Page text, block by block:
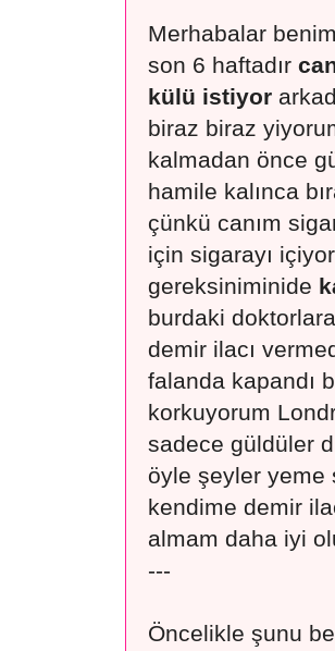
Merhabalar
son 6 haftadır
külü istiyor
biraz biraz
kalmadan önce
hamile kalınca
çünkü canım
için sigarayı
gereksiniminide
burdaki
demir ilacı
falanda kapandı
korkuyorum
sadece güldüler
öyle şeyler yeme
kendime demir
almam daha iyi
---
Öncelikle şunu